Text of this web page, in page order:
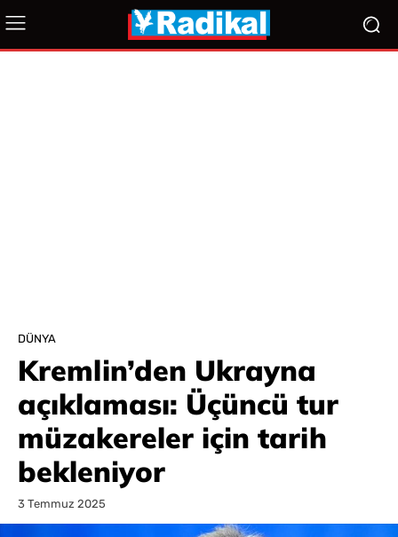
DÜNYA
Kremlin’den Ukrayna
açıklaması: Üçüncü tur
müzakereler için tarih
bekleniyor
3 Temmuz 2025